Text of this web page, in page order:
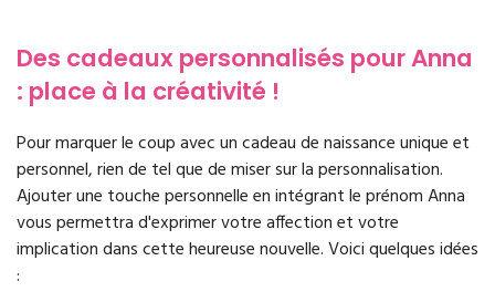
Des cadeaux personnalisés pour Anna
: place à la créativité !
Pour marquer le coup avec un cadeau de naissance unique et
personnel, rien de tel que de miser sur la personnalisation.
Ajouter une touche personnelle en intégrant le prénom Anna
vous permettra d'exprimer votre affection et votre
implication dans cette heureuse nouvelle. Voici quelques idées
: